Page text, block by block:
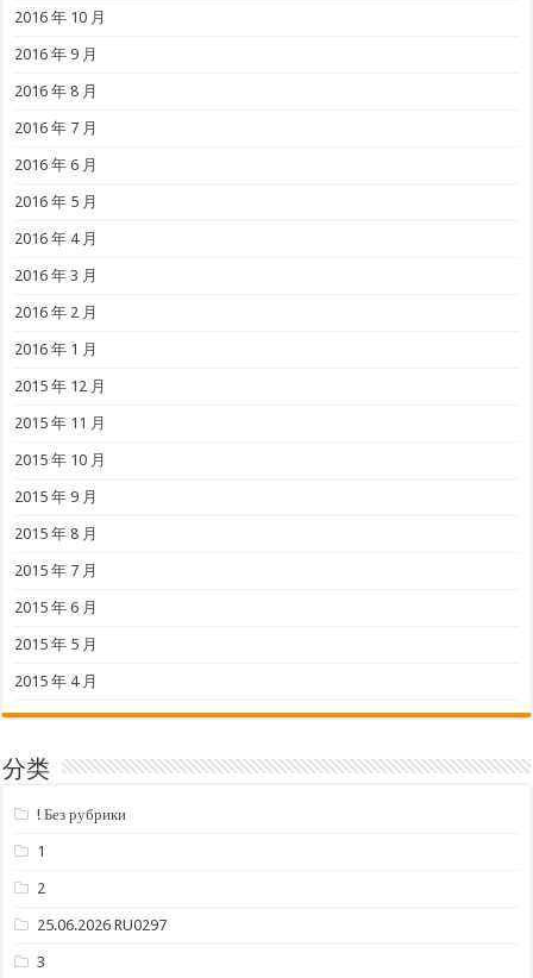
2016 年 10 月
2016 年 9 月
2016 年 8 月
2016 年 7 月
2016 年 6 月
2016 年 5 月
2016 年 4 月
2016 年 3 月
2016 年 2 月
2016 年 1 月
2015 年 12 月
2015 年 11 月
2015 年 10 月
2015 年 9 月
2015 年 8 月
2015 年 7 月
2015 年 6 月
2015 年 5 月
2015 年 4 月
分类
! Без рубрики
1
2
25.06.2026 RU0297
3